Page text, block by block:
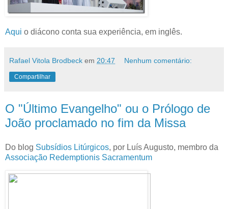
Aqui o diácono conta sua experiência, em inglês.
Rafael Vitola Brodbeck em 20:47 Nenhum comentário:
Compartilhar
O "Último Evangelho" ou o Prólogo de
João proclamado no fim da Missa
Do blog Subsídios Litúrgicos, por Luís Augusto, membro da
Associação Redemptionis Sacramentum